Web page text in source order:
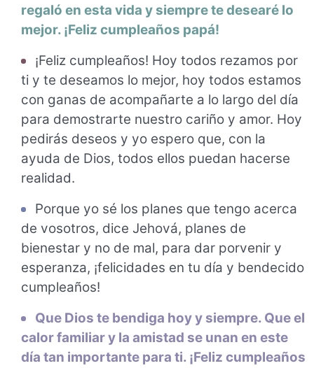
regaló en esta vida y siempre te desearé lo
mejor. ¡Feliz cumpleaños papá!
¡Feliz cumpleaños! Hoy todos rezamos por
ti y te deseamos lo mejor, hoy todos estamos
con ganas de acompañarte a lo largo del día
para demostrarte nuestro cariño y amor. Hoy
pedirás deseos y yo espero que, con la
ayuda de Dios, todos ellos puedan hacerse
realidad.
Porque yo sé los planes que tengo acerca
de vosotros, dice Jehová, planes de
bienestar y no de mal, para dar porvenir y
esperanza, ¡felicidades en tu día y bendecido
cumpleaños!
Que Dios te bendiga hoy y siempre. Que el
calor familiar y la amistad se unan en este
día tan importante para ti. ¡Feliz cumpleaños